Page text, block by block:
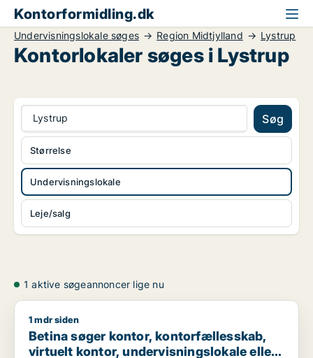
Kontorformidling.dk
Undervisningslokale søges Region Midtjylland Lystrup
Kontorlokaler søges i Lystrup
Lystrup Søg
Undervisningslokale
Leje/salg
Størrelse
1 aktive søgeannoncer lige nu
Betina søger kontor, kontorfællesskab, virtuelt kontor,
1 mdr siden
Betina søger kontor, kontorfællesskab,
virtuelt kontor, undervisningslokale eller